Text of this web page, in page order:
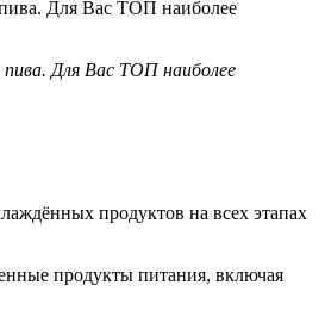
пива. Для Вас ТОП наиболее
пива. Для Вас ТОП наиболее
продуктов на всех этапах
продукты питания, включая